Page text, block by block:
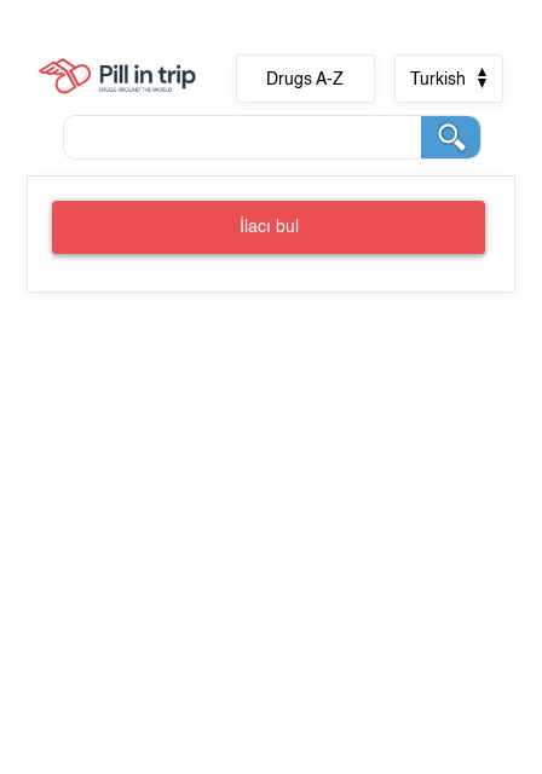
Drugs A-Z Turkish
İlacı bul